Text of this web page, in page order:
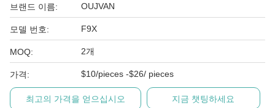
브랜드 이름: OUJVAN
모델 번호: F9X
MOQ: 2개
가격: $10/pieces -$26/ pieces
최고의 가격을 얻으십시오 지금 챗팅하세요